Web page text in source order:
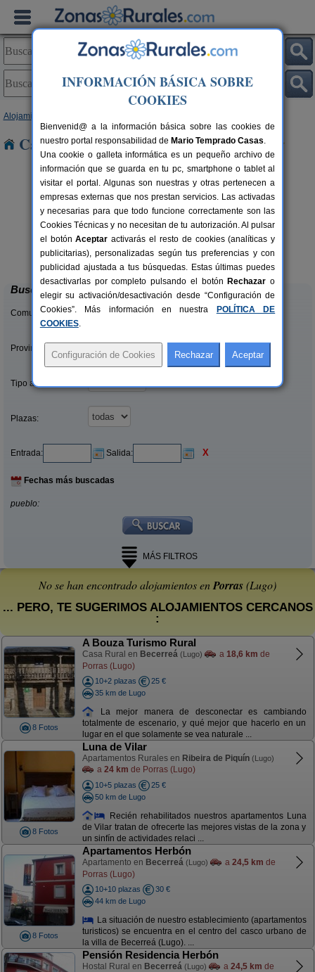
Alojamientos
Casas Rurales cerca de Porras
16+2 pers.
desde20 €
Casa do Cabo
A Fonsagrada (Lugo)
Buscar
Comunidades:
Provincias/Islas:
Tipo alquiler:
Plazas:
Entrada: Salida: X
Fechas más buscadas
pueblo:
MÁS FILTROS
No se han encontrado alojamientos enPorras(Lugo)
... PERO, TE SUGERIMOS ALOJAMIENTOS CERCANOS
:
8 Fotos
A Bouza Turismo Rural
Casa Rural en Becerreá (Lugo) a 18,6 km de
Porras (Lugo)
10+2 plazas
25 €
35 km de Lugo
La mejor manera de desconectar es cambiando
totalmente de escenario, y qué mejor que hacerlo en un
lugar en el que solamente se vea naturale ...
8 Fotos
Luna de Vilar
Apartamentos Rurales en Ribeira de Piquín (Lugo)
a 24 km de Porras (Lugo)
10+5 plazas
25 €
50 km de Lugo
Recién rehabilitados nuestros apartamentos Luna
de Vilar tratan de ofrecerte las mejores vistas de la zona y
un sinfín de actividades relaci ...
8 Fotos
Apartamentos Herbón
Apartamento en Becerreá (Lugo) a 24,5 km de
Porras (Lugo)
10+10 plazas
30 €
44 km de Lugo
La situación de nuestro establecimiento (apartamentos
turisticos) se encuentra en el centro del casco urbano de
la villa de Becerreá (Lugo). ...
Pensión Residencia Herbón
Hostal Rural en Becerreá (Lugo) a 24,5 km de
INFORMACIÓN BÁSICA SOBRE
COOKIES
Bienvenid@ a la información básica sobre las cookies de
nuestro portal responsabilidad de Mario Temprado Casas.
Una cookie o galleta informática es un pequeño archivo de
información que se guarda en tu pc, smartphone o tablet al
visitar el portal. Algunas son nuestras y otras pertenecen a
empresas externas que nos prestan servicios. Las activadas
y necesarias para que todo funcione correctamente son las
Cookies Técnicas y no necesitan de tu autorización. Al pulsar
el botónAceptar activarás el resto de cookies (analíticas y
publicitarias), personalizadas según tus preferencias y con
publicidad ajustada a tus búsquedas. Estas últimas puedes
desactivarlas por completo pulsando el botón Rechazar o
elegir su activación/desactivación desde “Configuración de
Cookies”. Más información en nuestra
POLÍTICA DE
COOKIES.